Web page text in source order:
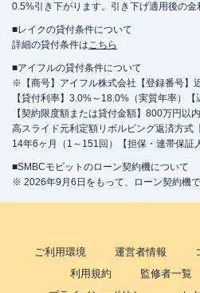
0.5%引き下がります。引き下げ適用後の金
■レイクの貸付条件について
詳細の貸付条件はこちら
■アイフルの貸付条件について
※【商号】アイフル株式会社【登録番号】
【貸付利率】3.0%～18.0%（実質年率）
【契約限度額または貸付金額】800万円以
高スライド元利定額リボルビング返済方式
14年6ヶ月（1～151回）【担保・連帯保証
■SMBCモビットのローン契約機について
※ 2026年9月6日をもって、ローン契約機
ご利用環境 運営者情報
利用規約
監修者一覧